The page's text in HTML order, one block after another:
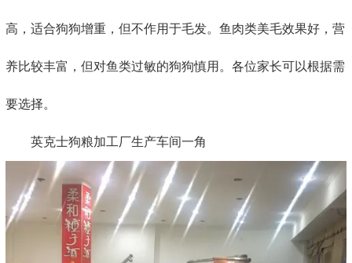
高，适合狗狗增重，但不作用于毛发。鱼肉类美毛效果好，营
养比较丰富，但对鱼类过敏的狗狗慎用。各位家长可以根据需
要选择。
英克士狗粮加工厂生产车间一角